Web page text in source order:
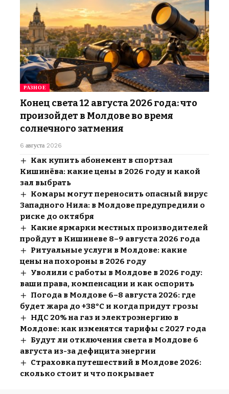
РАЗНОЕ
Конец света 12 августа 2026 года: что
произойдет в Молдове во время
солнечного затмения
6 августа 2026
Как купить абонемент в спортзал
Кишинёва: какие цены в 2026 году и какой
зал выбрать
Комары могут переносить опасный вирус
Западного Нила: в Молдове предупредили о
риске до октября
Какие ярмарки местных производителей
пройдут в Кишиневе 8–9 августа 2026 года
Ритуальные услуги в Молдове: какие
цены на похороны в 2026 году
Уволили с работы в Молдове в 2026 году:
ваши права, компенсации и как оспорить
Погода в Молдове 6–8 августа 2026: где
будет жара до +38°C и когда придут грозы
НДС 20% на газ и электроэнергию в
Молдове: как изменятся тарифы с 2027 года
Будут ли отключения света в Молдове 6
августа из-за дефицита энергии
Страховка путешествий в Молдове 2026:
сколько стоит и что покрывает